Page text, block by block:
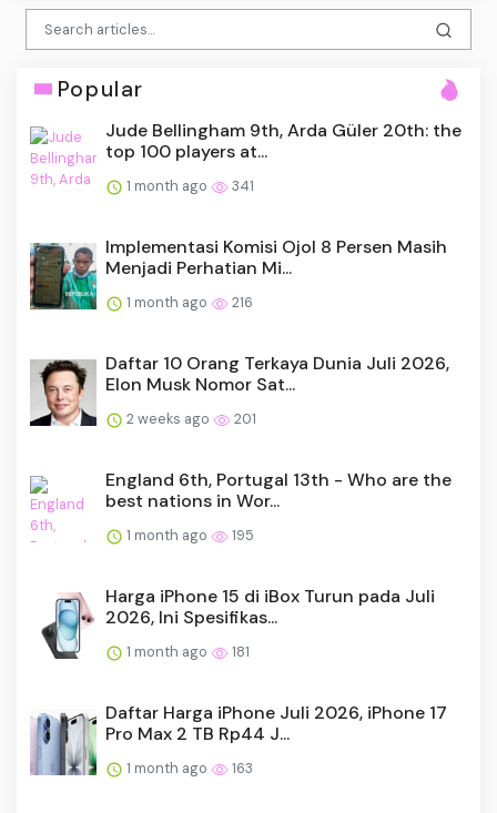
Popular
Jude Bellingham 9th, Arda Güler 20th: the
top 100 players at...
1 month ago 341
Implementasi Komisi Ojol 8 Persen Masih
Menjadi Perhatian Mi...
1 month ago 216
Daftar 10 Orang Terkaya Dunia Juli 2026,
Elon Musk Nomor Sat...
2 weeks ago 201
England 6th, Portugal 13th - Who are the
best nations in Wor...
1 month ago 195
Harga iPhone 15 di iBox Turun pada Juli
2026, Ini Spesifikas...
1 month ago 181
Daftar Harga iPhone Juli 2026, iPhone 17
Pro Max 2 TB Rp44 J...
1 month ago 163